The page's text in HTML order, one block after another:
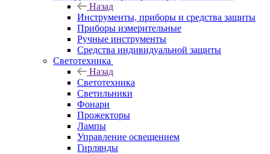
Назад
Инструменты, приборы и средства защиты
Приборы измерительные
Ручные инструменты
Средства индивидуальной защиты
Светотехника
Назад
Светотехника
Светильники
Фонари
Прожекторы
Лампы
Управление освещением
Гирлянды